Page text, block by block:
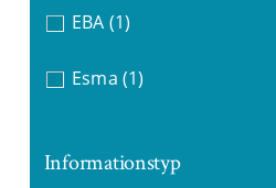
EBA (1)
Esma (1)
Informationstyp